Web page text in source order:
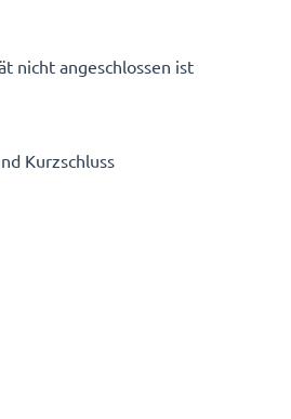
nicht angeschlossen ist
Kurzschluss